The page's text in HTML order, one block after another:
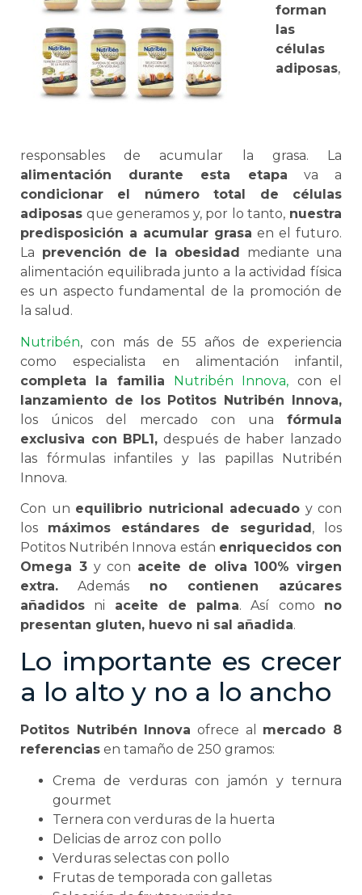
forman
las
células
adiposas,
responsables de acumular la grasa. La
alimentación durante esta etapa va a
condicionar el número total de células
adiposas que generamos y, por lo tanto, nuestra
predisposición a acumular grasa en el futuro.
La prevención de la obesidad mediante una
alimentación equilibrada junto a la actividad física
es un aspecto fundamental de la promoción de
la salud.
Nutribén, con más de 55 años de experiencia
como especialista en alimentación infantil,
completa la familia Nutribén Innova, con el
lanzamiento de los Potitos Nutribén Innova,
los únicos del mercado con una fórmula
exclusiva con BPL1, después de haber lanzado
las fórmulas infantiles y las papillas Nutribén
Innova.
Con un equilibrio nutricional adecuado y con
los máximos estándares de seguridad, los
Potitos Nutribén Innova están enriquecidos con
Omega 3y con aceite de oliva 100% virgen
extra. Además no contienen azúcares
añadidos ni aceite de palma. Así como no
presentan gluten, huevo ni sal añadida.
Lo importante es crecer
a lo alto y no a lo ancho
Potitos Nutribén Innova ofrece al mercado 8
referencias en tamaño de 250 gramos:
Crema de verduras con jamón y ternura
gourmet
Ternera con verduras de la huerta
Delicias de arroz con pollo
Verduras selectas con pollo
Frutas de temporada con galletas